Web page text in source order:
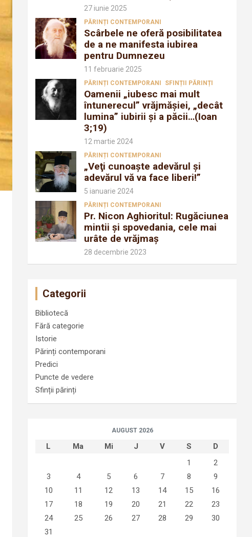
27 iunie 2025
PĂRINȚI CONTEMPORANI
Scârbele ne oferă posibilitatea
de a ne manifesta iubirea
pentru Dumnezeu
11 februarie 2025
PĂRINȚI CONTEMPORANI SFINȚII PĂRINȚI
Oamenii „iubesc mai mult
întunerecul” vrăjmăşiei, „decât
lumina” iubirii şi a păcii…(Ioan
3;19)
12 martie 2024
PĂRINȚI CONTEMPORANI
„Veţi cunoaşte adevărul şi
adevărul vă va face liberi!”
5 ianuarie 2024
PĂRINȚI CONTEMPORANI
Pr. Nicon Aghioritul: Rugăciunea
mintii și spovedania, cele mai
urâte de vrăjmaș
28 decembrie 2023
Categorii
Bibliotecă
Fără categorie
Istorie
Părinți contemporani
Predici
Puncte de vedere
Sfinții părinți
AUGUST 2026
L Ma Mi J V S
D
1
2
3
4 5 6 7 8
9
10
11 12 13 14 15
16
17
18 19 20 21 22
23
24
25 26 27 28 29
30
31